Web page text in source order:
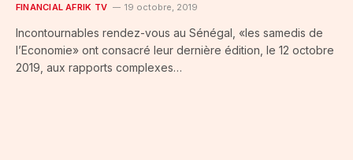
FINANCIAL AFRIK TV 19 octobre, 2019
Incontournables rendez-vous au Sénégal, «les samedis de
l’Economie» ont consacré leur dernière édition, le 12 octobre
2019, aux rapports complexes…